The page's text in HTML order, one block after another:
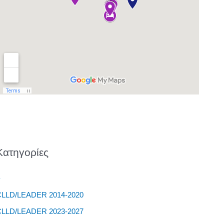
LEADER 2014-2020
LEADER 2023-2027